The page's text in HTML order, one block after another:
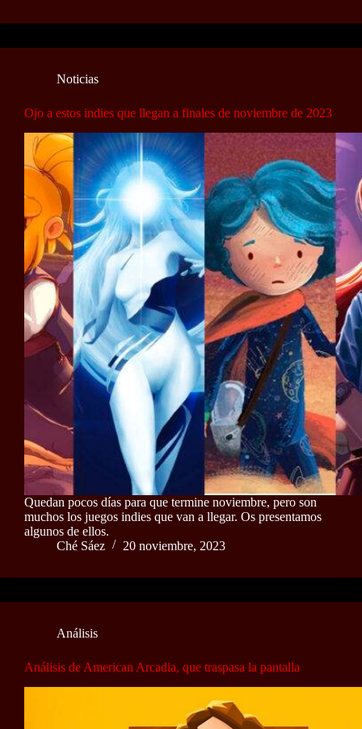
Noticias
Ojo a estos indies que llegan a finales de noviembre de 2023
Quedan pocos días para que termine noviembre, pero son
muchos los juegos indies que van a llegar. Os presentamos
algunos de ellos.
Ché Sáez
20 noviembre, 2023
Análisis
Análisis de American Arcadia, que traspasa la pantalla